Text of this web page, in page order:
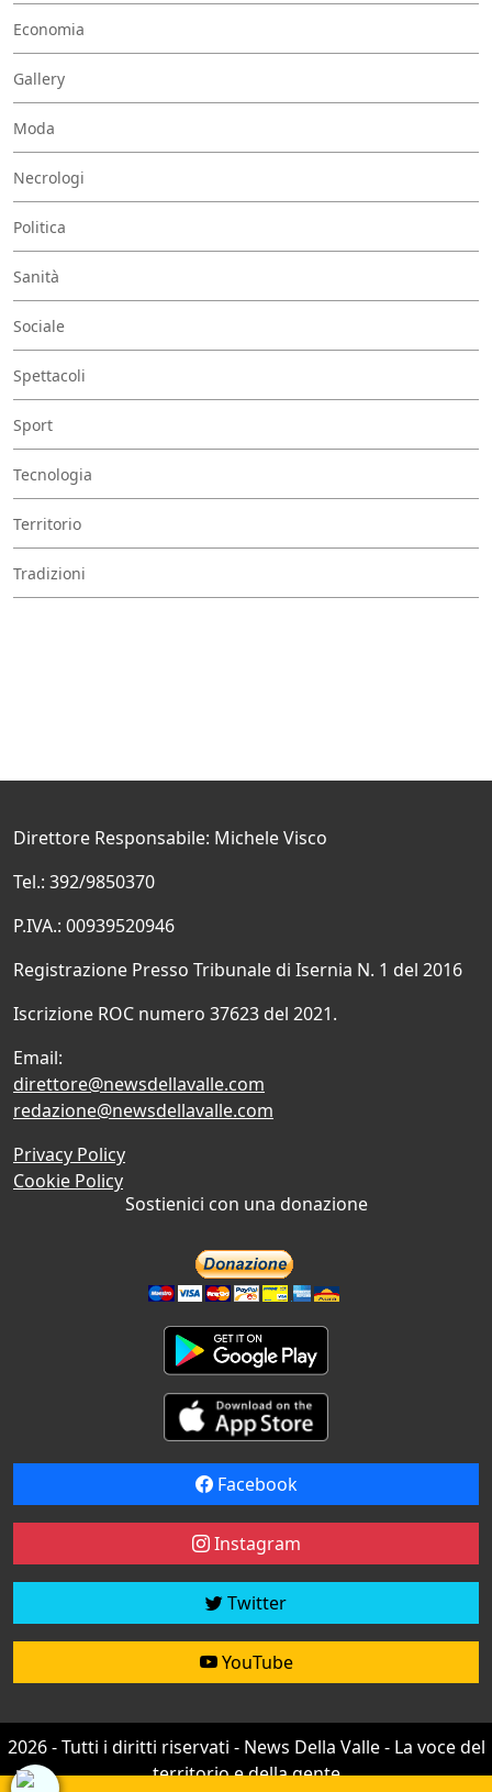
Economia
Gallery
Moda
Necrologi
Politica
Sanità
Sociale
Spettacoli
Sport
Tecnologia
Territorio
Tradizioni
Direttore Responsabile: Michele Visco
Tel.: 392/9850370
P.IVA.: 00939520946
Registrazione Presso Tribunale di Isernia N. 1 del 2016
Iscrizione ROC numero 37623 del 2021.
Email:
direttore@newsdellavalle.com
redazione@newsdellavalle.com
Privacy Policy
Cookie Policy
Sostienici con una donazione
Facebook
Instagram
Twitter
YouTube
2026 - Tutti i diritti riservati - News Della Valle - La voce del
territorio e della gente